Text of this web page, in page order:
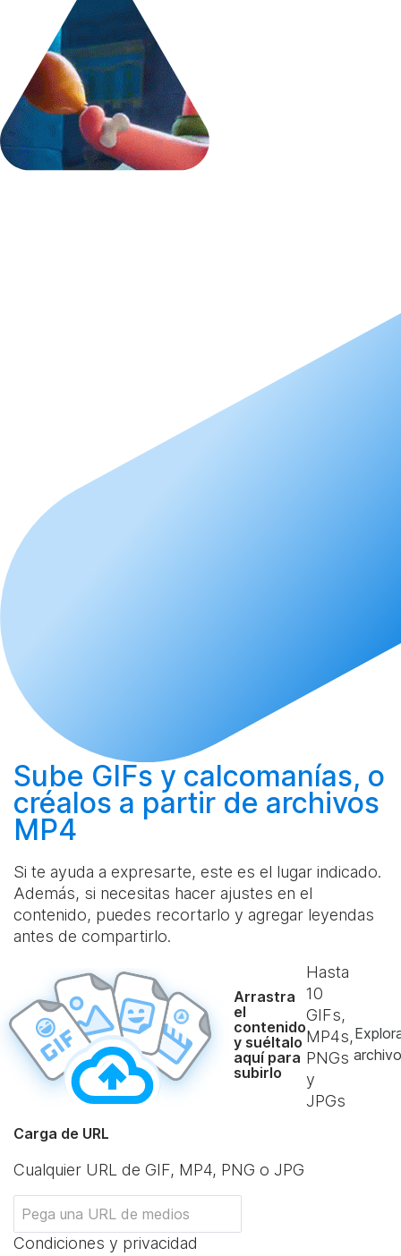
Sube GIFs y calcomanías, o
créalos a partir de archivos
MP4
Si te ayuda a expresarte, este es el lugar indicado.
Además, si necesitas hacer ajustes en el
contenido, puedes recortarlo y agregar leyendas
antes de compartirlo.
Arrastra
el
contenido
y suéltalo
aquí para
subirlo
Hasta
10
GIFs,
MP4s,
PNGs
y
JPGs
Carga de URL
Cualquier URL de GIF, MP4, PNG o JPG
Condiciones y privacidad